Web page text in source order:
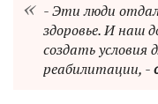
- Эти люди
здоровье. И наш
создать условия
реабилитации, -